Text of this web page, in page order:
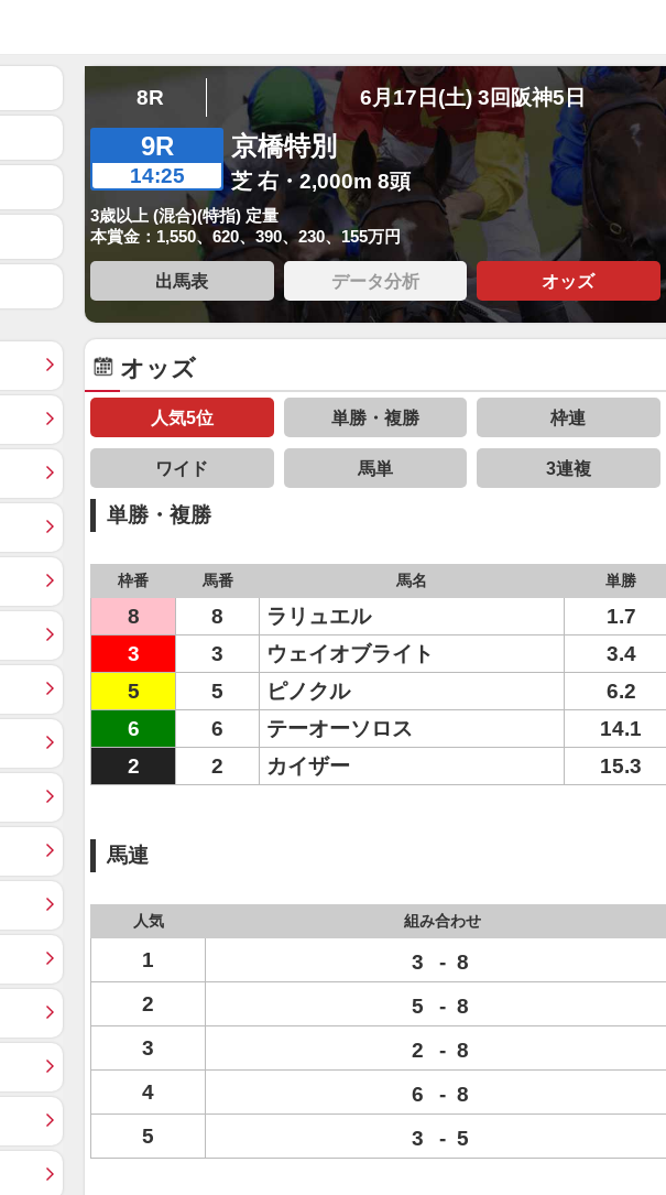
8R 6月17日(土) 3回阪神5日
9R
14:25
京橋特別
芝 右・2,000m 8頭
3歳以上 (混合)(特指) 定量
本賞金：1,550、620、390、230、155万円
出馬表 データ分析 オッズ
オッズ
人気5位 単勝・複勝 枠連
ワイド 馬単 3連複
単勝・複勝
枠番 馬番 馬名 単勝
8 8 ラリュエル 1.7
3
3 ウェイオブライト 3.4
5
5 ピノクル 6.2
6
6 テーオーソロス 14.1
2
2 カイザー 15.3
馬連
人気 組み合わせ
1 3 - 8
2
5 - 8
3
2 - 8
4
6 - 8
5
3 - 5